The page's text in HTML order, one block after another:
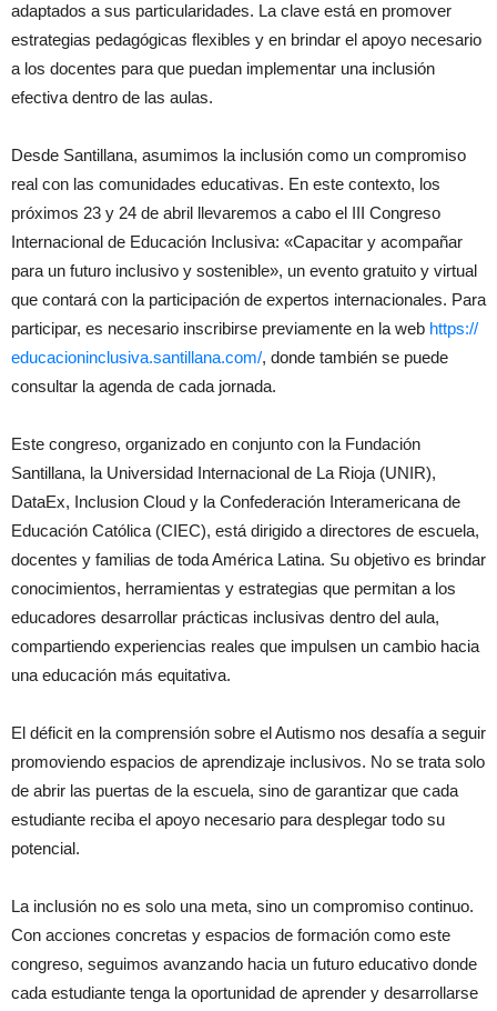
adaptados a sus particularidades. La clave está en promover
estrategias pedagógicas flexibles y en brindar el apoyo necesario
a los docentes para que puedan implementar una inclusión
efectiva dentro de las aulas.
Desde Santillana, asumimos la inclusión como un compromiso
real con las comunidades educativas. En este contexto, los
próximos 23 y 24 de abril llevaremos a cabo el III Congreso
Internacional de Educación Inclusiva: «Capacitar y acompañar
para un futuro inclusivo y sostenible», un evento gratuito y virtual
que contará con la participación de expertos internacionales. Para
participar, es necesario inscribirse previamente en la web https://
educacioninclusiva.santillana.com/, donde también se puede
consultar la agenda de cada jornada.
Este congreso, organizado en conjunto con la Fundación
Santillana, la Universidad Internacional de La Rioja (UNIR),
DataEx, Inclusion Cloud y la Confederación Interamericana de
Educación Católica (CIEC), está dirigido a directores de escuela,
docentes y familias de toda América Latina. Su objetivo es brindar
conocimientos, herramientas y estrategias que permitan a los
educadores desarrollar prácticas inclusivas dentro del aula,
compartiendo experiencias reales que impulsen un cambio hacia
una educación más equitativa.
El déficit en la comprensión sobre el Autismo nos desafía a seguir
promoviendo espacios de aprendizaje inclusivos. No se trata solo
de abrir las puertas de la escuela, sino de garantizar que cada
estudiante reciba el apoyo necesario para desplegar todo su
potencial.
La inclusión no es solo una meta, sino un compromiso continuo.
Con acciones concretas y espacios de formación como este
congreso, seguimos avanzando hacia un futuro educativo donde
cada estudiante tenga la oportunidad de aprender y desarrollarse